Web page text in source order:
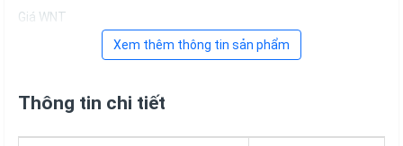
Giá WNT
Xem thêm thông tin sản phẩm
Thông tin chi tiết